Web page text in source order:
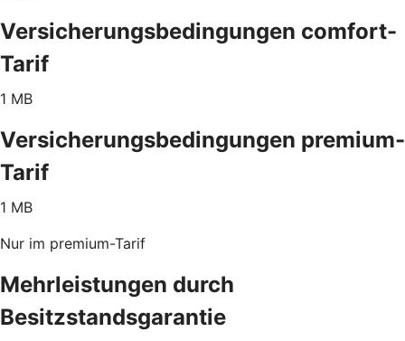
Versicherungsbedingungen comfort-
Tarif
1 MB
Versicherungsbedingungen premium-
Tarif
1 MB
Nur im premium-Tarif
Mehrleistungen durch
Besitzstandsgarantie